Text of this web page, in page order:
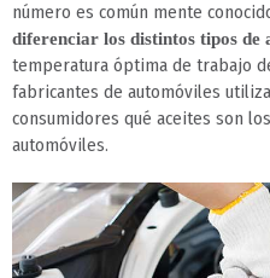
número es común mente
diferenciar los distintos tipos de
temperatura óptima de trabajo
fabricantes de automóviles
consumidores qué aceites son
automóviles.